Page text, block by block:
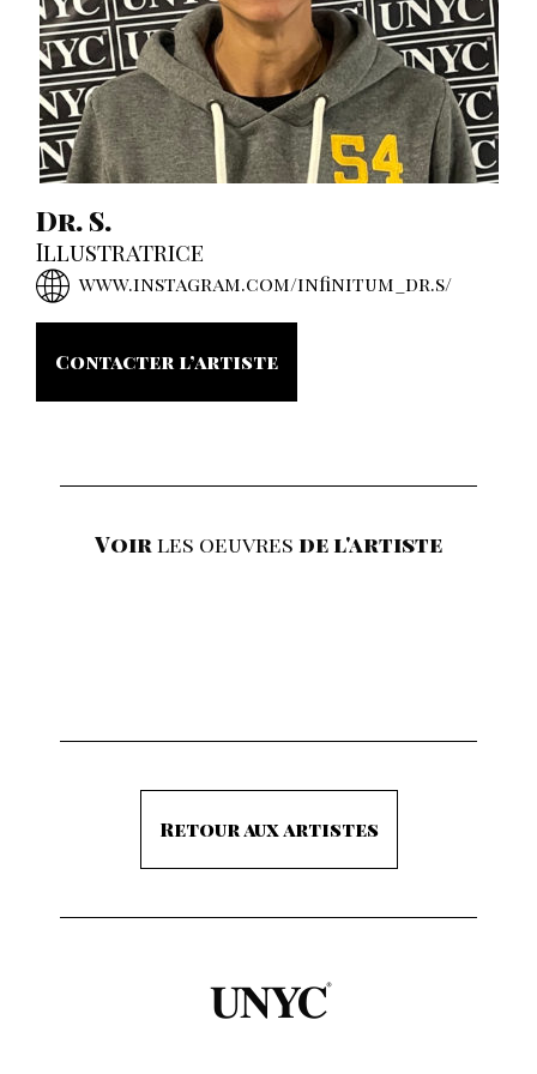
Dr. S.
Illustratrice
www.instagram.com/infinitum_dr.s/
Contacter l’artiste
Voirles oeuvres de l'artiste
Retour aux artistes